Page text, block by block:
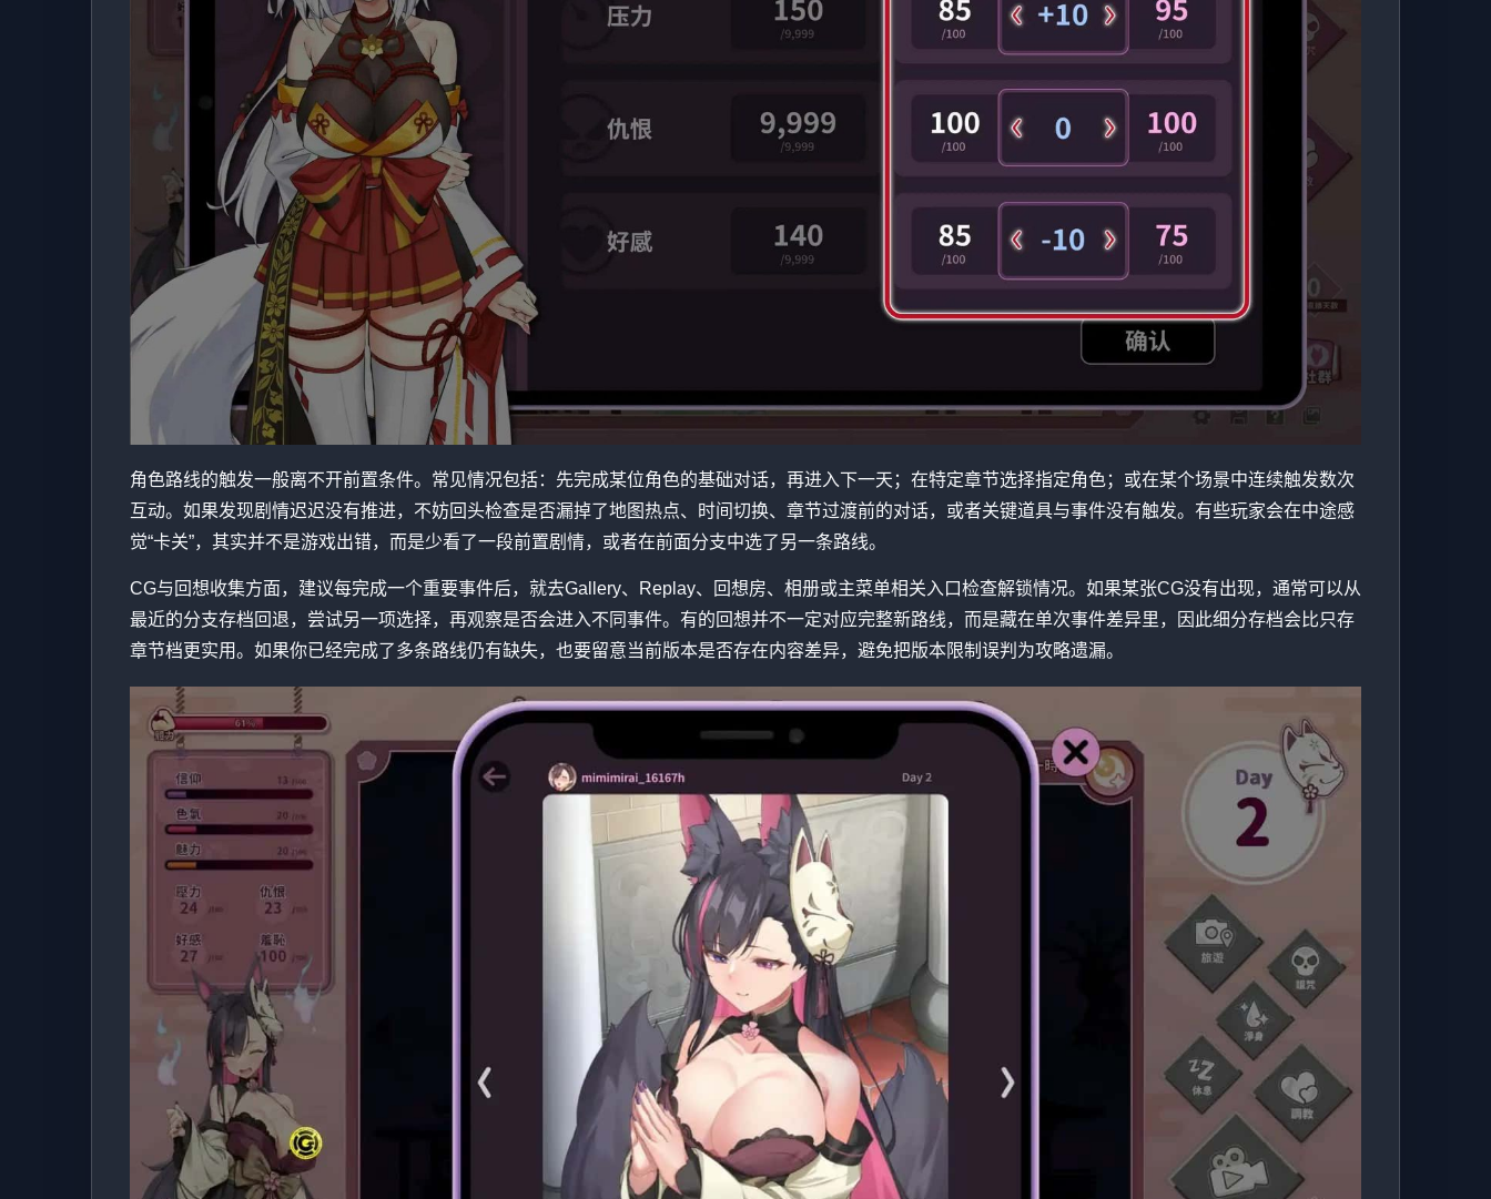
角色路线的触发一般离不开前置条件。常见情况包括：先完成某位角色的基础对话，再进入下一天；在特定章节选择指定角色；或在某个场景中连续触发数次
互动。如果发现剧情迟迟没有推进，不妨回头检查是否漏掉了地图热点、时间切换、章节过渡前的对话，或者关键道具与事件没有触发。有些玩家会在中途感
觉“卡关”，其实并不是游戏出错，而是少看了一段前置剧情，或者在前面分支中选了另一条路线。
CG与回想收集方面，建议每完成一个重要事件后，就去Gallery、Replay、回想房、相册或主菜单相关入口检查解锁情况。如果某张CG没有出现，通常可以从
最近的分支存档回退，尝试另一项选择，再观察是否会进入不同事件。有的回想并不一定对应完整新路线，而是藏在单次事件差异里，因此细分存档会比只存
章节档更实用。如果你已经完成了多条路线仍有缺失，也要留意当前版本是否存在内容差异，避免把版本限制误判为攻略遗漏。